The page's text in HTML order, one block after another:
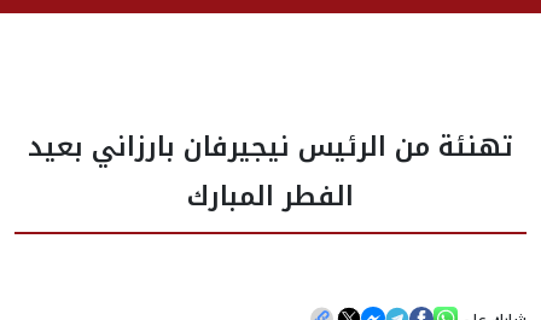
نواب الرئيس
طاقم الرئاسة
المؤسسات
تهنئة من الرئيس نيجيرفان بارزاني بعيد
الفطر المبارك